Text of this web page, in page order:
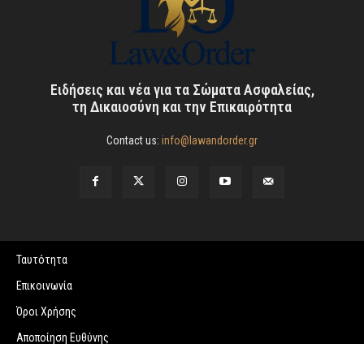
Ειδήσεις και νέα για τα Σώματα Ασφαλείας,
τη Δικαιοσύνη και την Επικαιρότητα
Contact us: info@lawandorder.gr
Ταυτότητα
Επικοινωνία
Όροι Χρήσης
Αποποίηση Ευθύνης